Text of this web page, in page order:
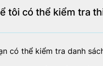
tôi có thể kiểm tra
có thể kiểm tra danh